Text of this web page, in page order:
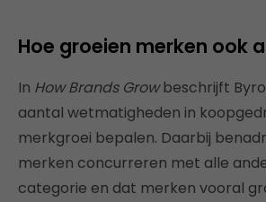
Hoe groeien merken ook
In How Brands Growbeschrijft
aantal wetmatigheden in
merkgroei bepalen. Daarbij
merken concurreren met alle
categorie en dat merken vooral